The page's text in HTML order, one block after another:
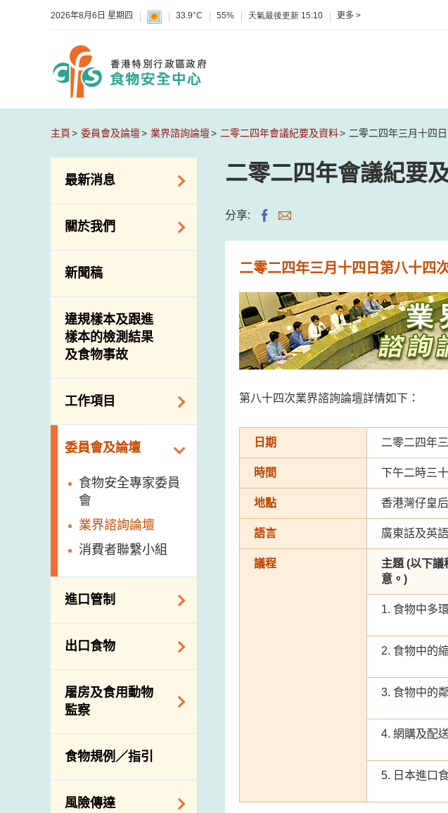
2026年8月6日 星期四 33.9°C 55% 天氣最後更新 15:10 更多 >
主頁 委員會及論壇 業界諮詢論壇 二零二四年會議紀要及資料 二零二四年三月十四
最新消息
食物警報 / 致敏物
警報
活動
關於我們
組織結構
介紹短片
新聞稿
違規樣本及跟進
樣本的檢測結果
及食物事故
工作項目
降低膳食中的鈉和
糖
食物監測計劃
食物安全重點控制
系統
基因改造食物
食物事故應變及管
理
食物消費量調查
有機食物
抗菌素耐藥性
委員會及論壇
食物安全專家委員
會
業界諮詢論壇
消費者聯繫小組
進口管制
食物進口商和食物
分銷商登記制度
絡內地有關當局
進口食物管制
口檢驗
出口食物
出口驗證
出口食物往內地
出口商及業界的消
息
屠房及食用動物
監察
規管農業化學物及
獸醫藥物在食用動
物上的使用
屠房及疾病監測
食物規例／指引
風險傳達
二零二四年會議紀要
分享:
二零二四年三月十四日第八十四
第八十四次業界諮詢論壇詳情如下：
日期 二零二四年
時間 下午二時三
地點 香港灣仔皇
語言 廣東話及英
議程
主題 (以下
意。)
1. 食物中多
2. 食物中的
3. 食物中的
4. 網購及配
5. 日本進口